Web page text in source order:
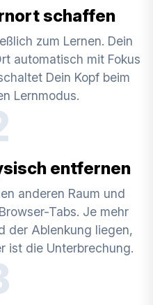
schaffen
zum Lernen. Dein
automatisch mit Fokus
Dein Kopf beim
Lernmodus.
entfernen
anderen Raum und
Tabs. Je mehr
der Ablenkung liegen,
ist die Unterbrechung.